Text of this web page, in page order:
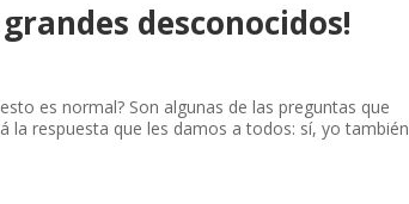
desconocidos!
es normal? Son algunas de las preguntas que
la respuesta que les damos a todos: sí, yo también